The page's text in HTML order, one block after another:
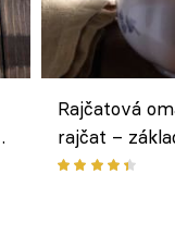
Rajčatová
rajčat –